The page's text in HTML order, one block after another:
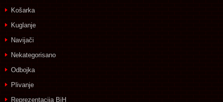
Košarka
Kuglanje
Navijači
Nekategorisano
Odbojka
Plivanje
Reprezentacija BiH